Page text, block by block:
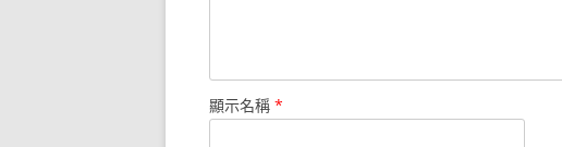
顯示名稱 *